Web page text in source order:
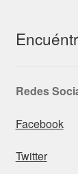
Redes
Facebook
Twitter